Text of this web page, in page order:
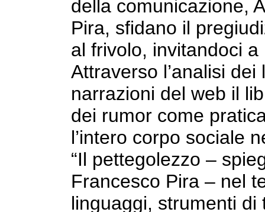
della comunicazione,
Pira, sfidano il
al frivolo, invitandoci
Attraverso l’analisi
narrazioni del web il
dei rumor come
l’intero corpo sociale
“Il pettegolezzo –
Francesco Pira – nel
linguaggi, strumenti